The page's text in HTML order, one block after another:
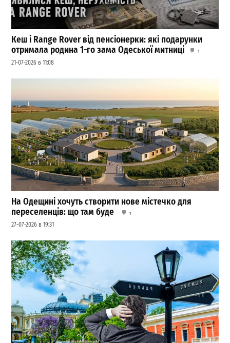
Кеш і Range Rover від пенсіонерки: які подарунки
отримала родина 1-го зама Одеської митниці
1
21-07-2026 в 11:08
На Одещині хочуть створити нове містечко для
переселенців: що там буде
1
27-07-2026 в 19:31